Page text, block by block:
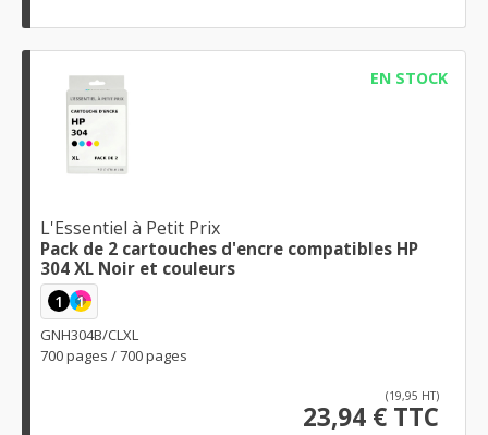
EN STOCK
L'Essentiel à Petit Prix
Pack de 2 cartouches d'encre compatibles HP
304 XL Noir et couleurs
1 1
GNH304B/CLXL
700 pages / 700 pages
(19,95 HT)
23,94 € TTC